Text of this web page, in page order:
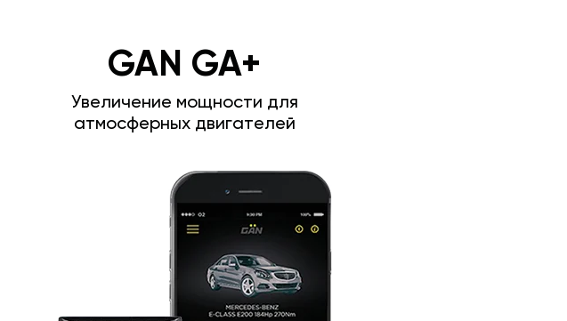
GAN GA+
Увеличение мощности для
атмосферных двигателей